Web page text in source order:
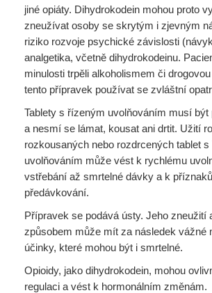
jiné opiáty. Dihydrokodein mohou proto
zneužívat osoby se skrytým i zjevným
riziko rozvoje psychické závislosti
analgetika, včetně dihydrokodeinu.
minulosti trpěli alkoholismem či
tento přípravek používat se zvláštní
Tablety s řízeným uvolňováním musí být
a nesmí se lámat, kousat ani drtit. Užití
rozkousaných nebo rozdrcených tablet
uvolňováním může vést k rychlému
vstřebání až smrtelné dávky a k
předávkování.
Přípravek se podává ústy. Jeho zneužití
způsobem může mít za následek vážné
účinky, které mohou být i smrtelné.
Opioidy, jako dihydrokodein, mohou
regulaci a vést k hormonálním změnám.